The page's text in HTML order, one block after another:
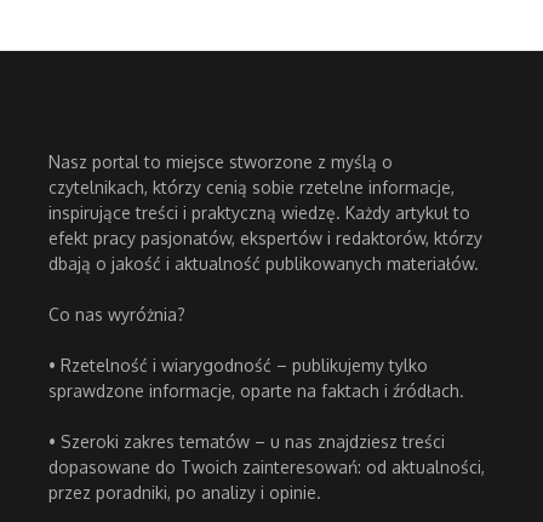
Nasz portal to miejsce stworzone z myślą o
czytelnikach, którzy cenią sobie rzetelne informacje,
inspirujące treści i praktyczną wiedzę. Każdy artykuł to
efekt pracy pasjonatów, ekspertów i redaktorów, którzy
dbają o jakość i aktualność publikowanych materiałów.
Co nas wyróżnia?
• Rzetelność i wiarygodność – publikujemy tylko
sprawdzone informacje, oparte na faktach i źródłach.
• Szeroki zakres tematów – u nas znajdziesz treści
dopasowane do Twoich zainteresowań: od aktualności,
przez poradniki, po analizy i opinie.